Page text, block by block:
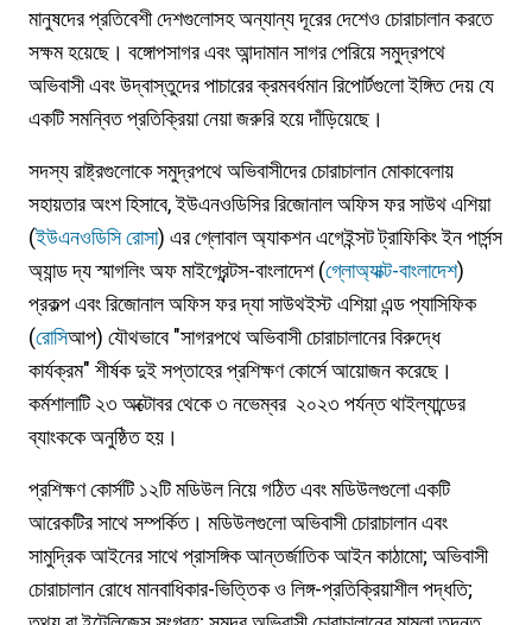
মানুষদের প্রতিবেশী দেশগুলোসহ অন্যান্য দূরের দেশেও চোরাচালান করতে
সক্ষম হয়েছে। বঙ্গোপসাগর এবং আন্দামান সাগর পেরিয়ে সমুদ্রপথে
অভিবাসী এবং উদ্বাস্তুদের পাচারের ক্রমবর্ধমান রিপোর্টগুলো ইঙ্গিত দেয় যে
একটি সমন্বিত প্রতিক্রিয়া নেয়া জরুরি হয়ে দাঁড়িয়েছে।
সদস্য রাষ্ট্রগুলোকে সমুদ্রপথে অভিবাসীদের চোরাচালান মোকাবেলায়
সহায়তার অংশ হিসাবে, ইউএনওডিসির রিজোনাল অফিস ফর সাউথ এশিয়া
(ইউএনওডিসি রোসা) এর গ্লোবাল অ্যাকশন এগেইন্সট ট্রাফিকিং ইন পার্সন্স
অ্যান্ড দ্য স্মাগলিং অফ মাইগ্রেন্টস-বাংলাদেশ (গ্লোঅ্যাক্ট-বাংলাদেশ)
প্রকল্প এবং রিজোনাল অফিস ফর দ্যা সাউথইস্ট এশিয়া এন্ড প্যাসিফিক
(রোসিআপ) যৌথভাবে "সাগরপথে অভিবাসী চোরাচালানের বিরুদ্ধে
কার্যক্রম" শীর্ষক দুই সপ্তাহের প্রশিক্ষণ কোর্সে আয়োজন করেছে।
কর্মশালাটি ২৩ অক্টোবর থেকে ৩ নভেম্বর ২০২৩ পর্যন্ত থাইল্যান্ডের
ব্যাংককে অনুষ্ঠিত হয়।
প্রশিক্ষণ কোর্সটি ১২টি মডিউল নিয়ে গঠিত এবং মডিউলগুলো একটি
আরেকটির সাথে সম্পর্কিত। মডিউলগুলো অভিবাসী চোরাচালান এবং
সামুদ্রিক আইনের সাথে প্রাসঙ্গিক আন্তর্জাতিক আইন কাঠামো; অভিবাসী
চোরাচালান রোধে মানবাধিকার-ভিত্তিক ও লিঙ্গ-প্রতিক্রিয়াশীল পদ্ধতি;